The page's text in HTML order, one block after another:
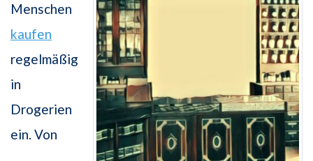
Menschen
kaufen
regelmäßig
in
Drogerien
ein. Von